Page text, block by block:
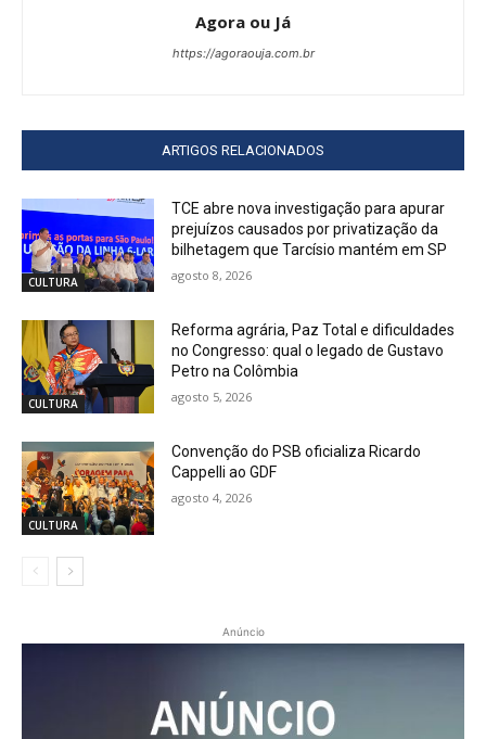
Agora ou Já
https://agoraouja.com.br
ARTIGOS RELACIONADOS
CULTURA
TCE abre nova investigação para apurar
prejuízos causados por privatização da
bilhetagem que Tarcísio mantém em SP
agosto 8, 2026
CULTURA
Reforma agrária, Paz Total e dificuldades
no Congresso: qual o legado de Gustavo
Petro na Colômbia
agosto 5, 2026
CULTURA
Convenção do PSB oficializa Ricardo
Cappelli ao GDF
agosto 4, 2026
Anúncio